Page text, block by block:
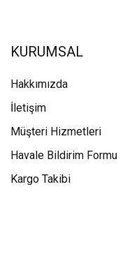
KURUMSAL
Hakkımızda
İletişim
Müşteri Hizmetleri
Havale Bildirim Formu
Kargo Takibi